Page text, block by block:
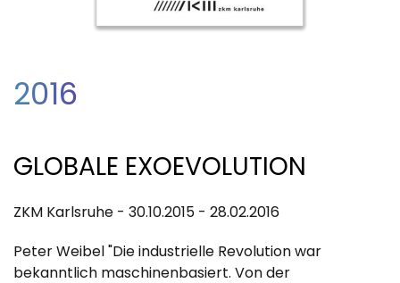
2016
GLOBALE EXOEVOLUTION
ZKM Karlsruhe - 30.10.2015 - 28.02.2016
Peter Weibel "Die industrielle Revolution war
bekanntlich maschinenbasiert. Von der